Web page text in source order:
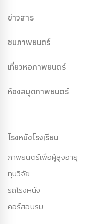
ข่าวสาร
ชมภาพยนตร์
เที่ยวหอภาพยนตร์
ห้องสมุดภาพยนตร์
โรงหนังโรงเรียน
ภาพยนตร์เพื่อผู้สูงอายุ
ทุนวิจัย
รถโรงหนัง
คอร์สอบรม